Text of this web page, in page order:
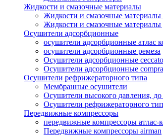
Жидкости и смазочные материалы
Жидкости и смазочные материалы
Жидкости и смазочные материалы
Осушители адсорбционные
осушители адсорбционные атлас
осушители адсорбционные ремеза
Осушители адсорбционные ceccato
Осушители адсорбционные
Осушители рефрижераторного типа
Мембранные осушители
Осушители высокого давления,
Осушители рефрижераторного
Передвижные компрессоры
передвижные компрессоры атлас-
Передвижные компрессоры airman